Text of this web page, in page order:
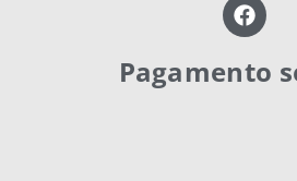
Pagamento